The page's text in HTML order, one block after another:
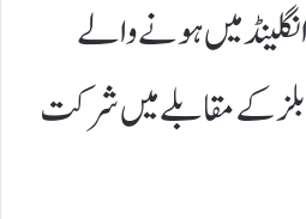
میں ہونے والے
کے مقابلے میں شرکت